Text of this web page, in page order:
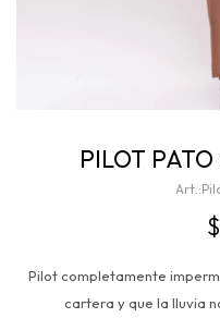
PILOT
$
Pilot completamente
cartera y que la lluvia